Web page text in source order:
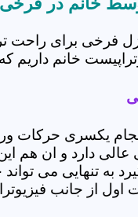
فرخی برای راحت
خانم داریم
یکسری حرکات
عالی دارد و ان هم
به تنهایی می
اول از جانب